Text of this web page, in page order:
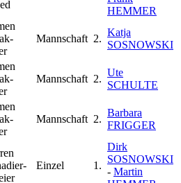
HEMMER
Mannschaft 2.
Katja
SOSNOWSKI
Mannschaft 2.
Ute
SCHULTE
Mannschaft 2.
Barbara
FRIGGER
Einzel 1.
Dirk
SOSNOWSKI
- Martin